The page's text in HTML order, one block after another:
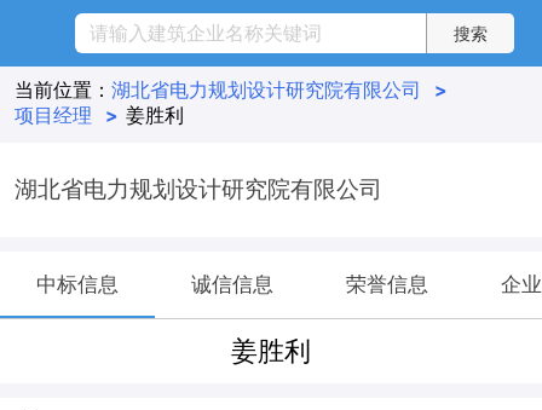
当前位置： 湖北省电力规划设计研究院有限公司
>
项目经理
> 姜胜利
湖北省电力规划设计研究院有限公司
中标信息 诚信信息 荣誉信息 企
姜胜利